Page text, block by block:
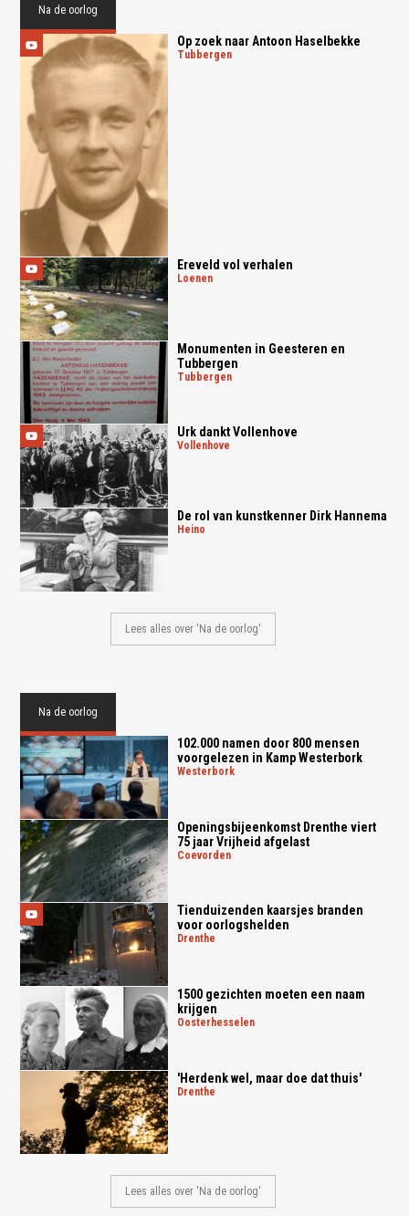
Na de oorlog
Op zoek naar Antoon Haselbekke
tubbergen
Ereveld vol verhalen
loenen
Monumenten in Geesteren en
Tubbergen
tubbergen
Urk dankt Vollenhove
vollenhove
De rol van kunstkenner Dirk Hannema
heino
Lees alles over 'Na de oorlog'
Na de oorlog
102.000 namen door 800 mensen
voorgelezen in Kamp Westerbork
westerbork
Openingsbijeenkomst Drenthe viert
75 jaar Vrijheid afgelast
coevorden
Tienduizenden kaarsjes branden
voor oorlogshelden
drenthe
1500 gezichten moeten een naam
krijgen
oosterhesselen
'Herdenk wel, maar doe dat thuis'
drenthe
Lees alles over 'Na de oorlog'